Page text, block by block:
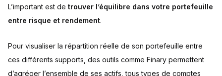
L’important est de trouver l’équilibre dans votre portefeuille
entre risque et rendement.
Pour visualiser la répartition réelle de son portefeuille entre
ces différents supports, des outils comme Finary permettent
d’agréger l’ensemble de ses actifs, tous types de comptes